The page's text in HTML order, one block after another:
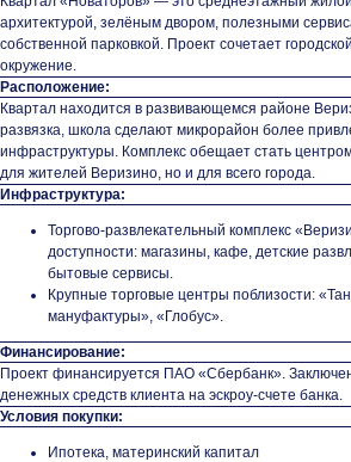
архитектурой, зелёным двором, полезными
собственной парковкой. Проект сочетает
окружение.
Расположение:
Квартал находится в развивающемся районе
развязка, школа сделают микрорайон более
инфраструктуры. Комплекс обещает стать
для жителей Веризино, но и для всего города.
Инфраструктура:
Торгово-развлекательный комплекс
доступности: магазины, кафе, детские
бытовые сервисы.
Крупные торговые центры поблизости:
мануфактуры», «Глобус».
Финансирование:
Проект финансируется ПАО «Сбербанк».
денежных средств клиента на эскроу-счете банка.
Условия покупки:
Ипотека, материнский капитал